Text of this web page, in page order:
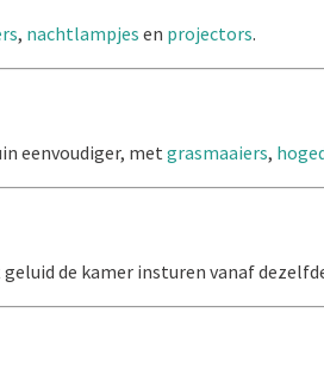
, nachtlampjes en projectors.
eenvoudiger, met grasmaaiers,
de kamer insturen vanaf